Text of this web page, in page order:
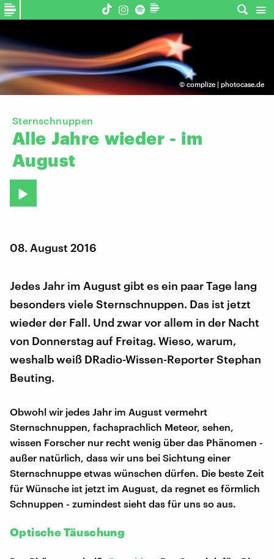
© complize | photocase.de
Sternschnuppen
Alle Jahre wieder - im
August
08. August 2016
Jedes Jahr im August gibt es ein paar Tage lang
besonders viele Sternschnuppen. Das ist jetzt
wieder der Fall. Und zwar vor allem in der Nacht
von Donnerstag auf Freitag. Wieso, warum,
weshalb weiß DRadio-Wissen-Reporter Stephan
Beuting.
Obwohl wir jedes Jahr im August vermehrt
Sternschnuppen, fachsprachlich Meteor, sehen,
wissen Forscher nur recht wenig über das Phänomen -
außer natürlich, dass wir uns bei Sichtung einer
Sternschnuppe etwas wünschen dürfen. Die beste Zeit
für Wünsche ist jetzt im August, da regnet es förmlich
Schnuppen - zumindest sieht das für uns so aus.
Optische Täuschung